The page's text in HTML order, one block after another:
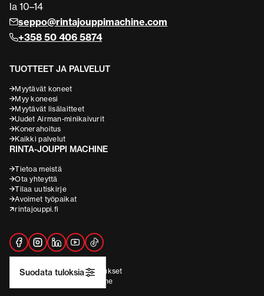
Suodata tuloksia
la 10–14
seppo@rintajouppimachine.com
+358 50 406 5874
TUOTTEET JA PALVELUT
Myytävät koneet
Myy koneesi
Myytävät lisälaitteet
Uudet Airman-minikaivurit
Konerahoitus
Kaikki palvelut
RINTA-JOUPPI MACHINE
Tietoa meistä
Ota yhteyttä
Tilaa uutiskirje
Avoimet työpaikat
rintajouppi.fi
RekisteriselosteEvästeasetukset
2026 © Rinta-Jouppi Machine